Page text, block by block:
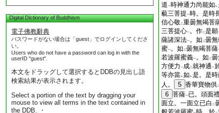
Digital Dictionary of Buddhism
電子佛教辭典
パスワードがない場合は「guest」でログインしてくださ
い。
Users who do not have a password can log in with the
userID "guest".
本文をドラッグして選択するとDDBの見出し語
検索結果が表示されます。
Select a portion of the text by dragging your
mouse to view all terms in the text contained in
the DDB. ・
道一時神通力尚能如 レ
藐三菩提一時。是時
信心敬二重曇無竭菩
三菩提心一。作二是願
薩諸深法一。如 二曇
蜜一。如 二曇無竭菩薩
若波羅蜜義一。如 二
方便力 一成二就神通一
等亦當レ如 レ是。是
人。
5 香華寶物供
6 菩薩一已。頭面
面立。一面立已白 二